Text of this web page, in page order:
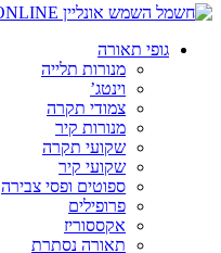
גופי תאורה
מנורות תלייה
וינטג’
צמודי תקרה
מנורות קיר
שקועי תקרה
שקועי קיר
ספוטים ופסי צבירה
פרופילים
אקססוריז
תאורה נסתרת